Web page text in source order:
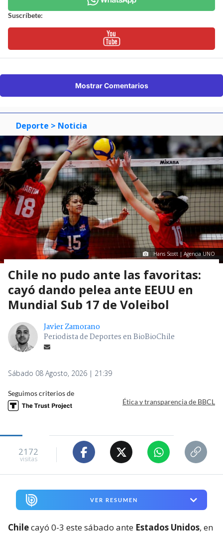
Suscríbete:
Mostrar Comentarios
Deporte > Noticia
Hans Scott | Agencia UNO
Chile no pudo ante las favoritas:
cayó dando pelea ante EEUU en
Mundial Sub 17 de Voleibol
Javier Zamorano
Periodista de Deportes en BioBioChile
Sábado 08 Agosto, 2026 | 21:39
Seguimos criterios de
Ética y transparencia de BBCL
2172
visitas
VER RESUMEN
Chilecayó 0-3 este sábado ante Estados Unidos, en